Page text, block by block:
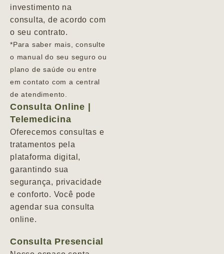
investimento na
consulta, de acordo com
o seu contrato.
*Para saber mais, consulte
o manual do seu seguro ou
plano de saúde ou entre
em contato com a central
de atendimento.
Consulta Online |
Telemedicina
Oferecemos consultas e
tratamentos pela
plataforma digital,
garantindo sua
segurança, privacidade
e conforto. Você pode
agendar sua consulta
online.
Consulta Presencial